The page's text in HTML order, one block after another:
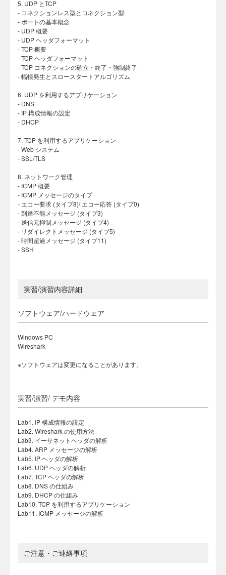
5. UDP とTCP
- コネクションレス型とコネクション型
- ポートの基本概念
- UDP 概要
- UDP ヘッダフォーマット
- TCP 概要
- TCP ヘッダフォーマット
- TCP コネクションの確立・終了・強制終了
- 輻輳発生とスロースタートアルゴリズム
6. UDP を利用するアプリケーション
- DNS
- IP 構成情報の設定
- DHCP
7. TCP を利用するアプリケーション
- Web システム
- SSL/TLS
8. ネットワーク管理
- ICMP 概要
- ICMP メッセージのタイプ
- エコー要求 (タイプ8)/ エコー応答 (タイプ0)
- 到達不能メッセージ (タイプ3)
- 送信元抑制メッセージ (タイプ4)
- リダイレクトメッセージ (タイプ5)
- 時間超過メッセージ (タイプ11)
- SSH
実習/演習内容詳細
ソフトウェア/ハードウェア
Windows PC
Wireshark
※ソフトウェアは変更になることがあります。
実習/演習/ デモ内容
Lab1. IP 構成情報の設定
Lab2. Wireshark の使用方法
Lab3. イーサネットヘッダの解析
Lab4. ARP メッセージの解析
Lab5. IP ヘッダの解析
Lab6. UDP ヘッダの解析
Lab7. TCP ヘッダの解析
Lab8. DNS の仕組み
Lab9. DHCP の仕組み
Lab10. TCP を利用するアプリケーション
Lab11. ICMP メッセージの解析
ご注意・ご連絡事項